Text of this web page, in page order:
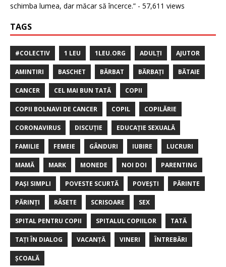
schimba lumea, dar măcar să încerce.” - 57,611 views
TAGS
#COLECTIV 1 LEU 1LEU.ORG ADULȚI AJUTOR
AMINTIRI BASCHET BĂRBAT BĂRBAȚI BĂTAIE
CANCER CEL MAI BUN TATĂ COPII
COPII BOLNAVI DE CANCER COPIL COPILĂRIE
CORONAVIRUS DISCUȚIE EDUCAȚIE SEXUALĂ
FAMILIE FEMEIE GÂNDURI IUBIRE LUCRURI
MAMĂ MARK MONEDE NOI DOI PARENTING
PAȘI SIMPLI POVESTE SCURTĂ POVEȘTI PĂRINTE
PĂRINȚI RÂSETE SCRISOARE SEX
SPITAL PENTRU COPII SPITALUL COPIILOR TATĂ
TAȚI ÎN DIALOG VACANȚĂ VINERI ÎNTREBĂRI
ȘCOALĂ